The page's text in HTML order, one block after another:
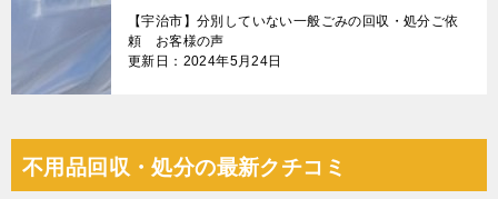
【宇治市】分別していない一般ごみの回収・処分ご依
頼 お客様の声
更新日：2024年5月24日
不用品回収・処分の最新クチコミ